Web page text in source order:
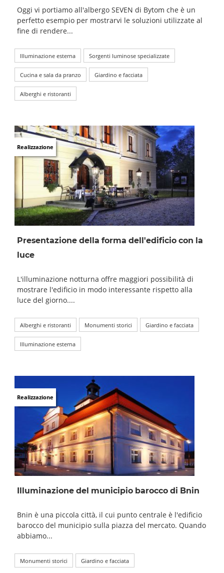
Oggi vi portiamo all'albergo SEVEN di Bytom che è un
perfetto esempio per mostrarvi le soluzioni utilizzate al
fine di rendere...
Illuminazione esterna Sorgenti luminose specializzate
Cucina e sala da pranzo Giardino e facciata
Alberghi e ristoranti
Realizzazione
Presentazione della forma dell'edificio con la
luce
L'illuminazione notturna offre maggiori possibilità di
mostrare l'edificio in modo interessante rispetto alla
luce del giorno....
Alberghi e ristoranti Monumenti storici Giardino e facciata
Illuminazione esterna
Realizzazione
Illuminazione del municipio barocco di Bnin
Bnin è una piccola città, il cui punto centrale è l'edificio
barocco del municipio sulla piazza del mercato. Quando
abbiamo...
Monumenti storici Giardino e facciata